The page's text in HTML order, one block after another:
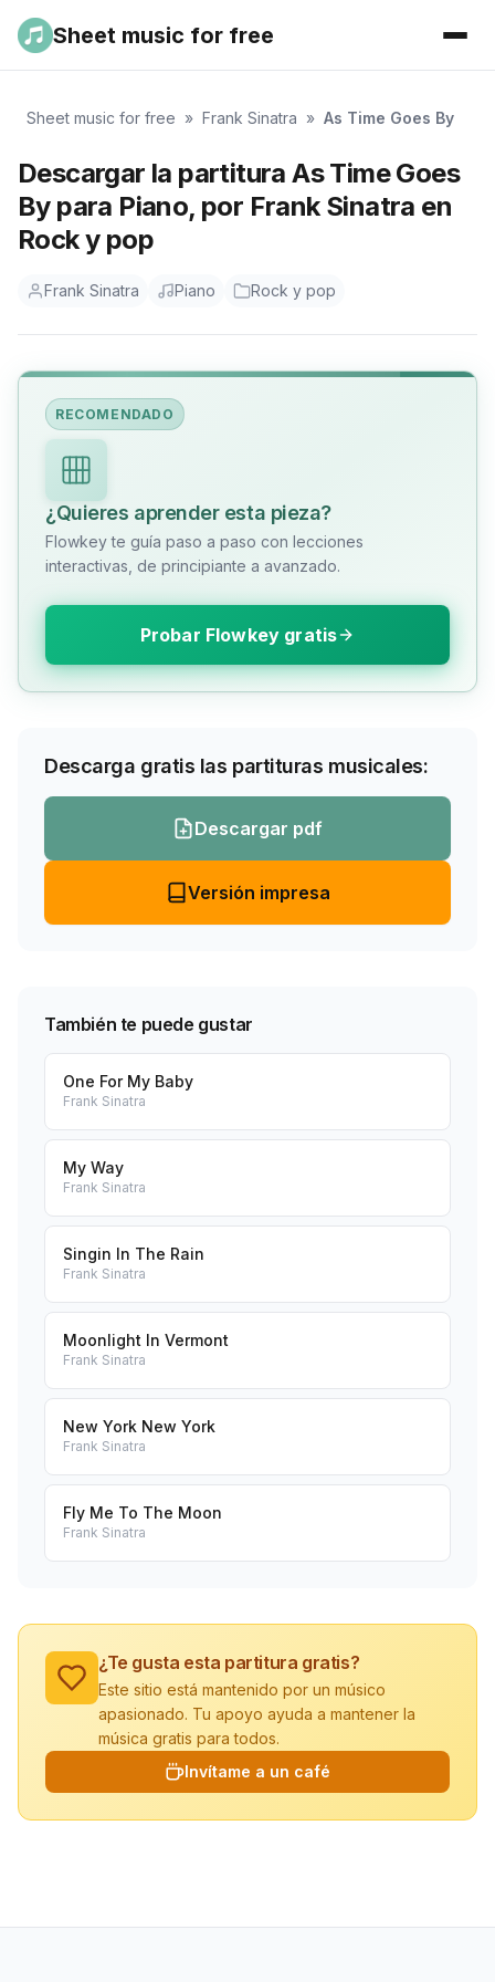
Sheet music for free
Sheet music for free » Frank Sinatra » As Time Goes By
Descargar la partitura As Time Goes
By para Piano, por Frank Sinatra en
Rock y pop
Frank Sinatra Piano Rock y pop
RECOMENDADO
¿Quieres aprender esta pieza?
Flowkey te guía paso a paso con lecciones
interactivas, de principiante a avanzado.
Probar Flowkey gratis
Descarga gratis las partituras musicales:
Descargar pdf
Versión impresa
También te puede gustar
One For My Baby
Frank Sinatra
My Way
Frank Sinatra
Singin In The Rain
Frank Sinatra
Moonlight In Vermont
Frank Sinatra
New York New York
Frank Sinatra
Fly Me To The Moon
Frank Sinatra
¿Te gusta esta partitura gratis?
Este sitio está mantenido por un músico
apasionado. Tu apoyo ayuda a mantener la
música gratis para todos.
Invítame a un café